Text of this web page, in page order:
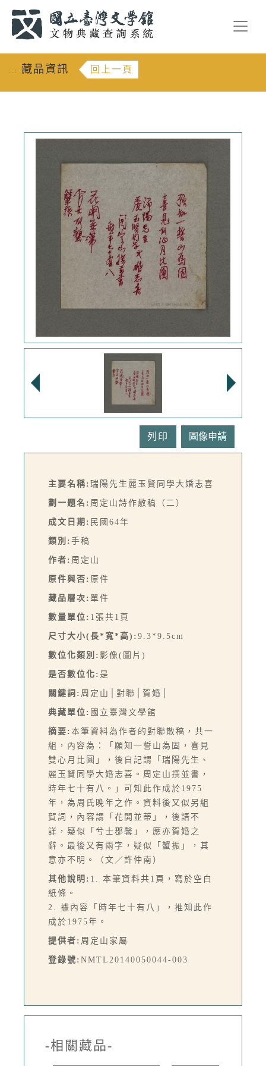
::: 藏品資訊 回上一頁
列印
主要名稱: 瑞陽先生麗玉賢同學大婚志喜
劃一題名: 周定山詩作散稿（二）
成文日期: 民國64年
類別: 手稿
作者: 周定山
原件與否: 原件
藏品層次: 單件
數量單位: 1張共1頁
尺寸大小(長*寬*高): 9.3*9.5cm
數位化類別: 影像(圖片)
是否數位化: 是
關鍵詞: 周定山│對聯│賀婚│
典藏單位: 國立臺灣文學館
摘要: 本筆資料為作者的對聯散稿，共一
組，內容為：「願知一誓山為固，喜見
雙心月比圓」，後自記謂「瑞陽先生、
麗玉賢同學大婚志喜。周定山撰並書，
時年七十有八。」可知此作成於1975
年，為周氏晚年之作。資料後又似另組
賀詞，內容謂「花開並蒂」，後語不
詳，疑似「兮士郡馨」，應亦賀婚之
辭。最後又有兩字，疑似「蟹振」，其
意亦不明。（文／許仲南）
其他說明: 1. 本筆資料共1頁，寫於空白
紙條。
2. 據內容「時年七十有八」，推知此作
成於1975年。
提供者: 周定山家屬
登錄號: NMTL20140050044-003
-相關藏品-